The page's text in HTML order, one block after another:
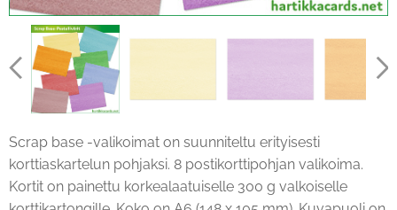
Scrap base -valikoimat on suunniteltu erityisesti
korttiaskartelun pohjaksi. 8 postikorttipohjan valikoima.
Kortit on painettu korkealaatuiselle 300 g valkoiselle